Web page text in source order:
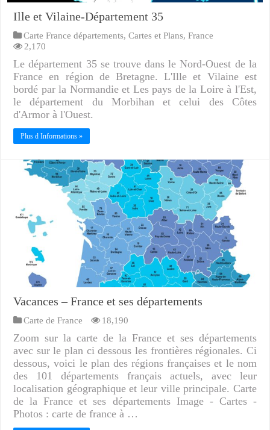
Ille et Vilaine-Département 35
Carte France départements,Cartes et Plans,France
2,170
Le département 35 se trouve dans le Nord-Ouest de la
France en région de Bretagne. L'Ille et Vilaine est
bordé par la Normandie et Les pays de la Loire à l'Est,
le département du Morbihan et celui des Côtes
d'Armor à l'Ouest.
Plus d Informations »
Vacances – France et ses départements
Carte de France 18,190
Zoom sur la carte de la France et ses départements
avec sur le plan ci dessous les frontières régionales. Ci
dessous, voici le plan des régions françaises et le nom
des 101 départements français actuels, avec leur
localisation géographique et leur ville principale. Carte
de la France et ses départements Image - Cartes -
Photos : carte de france à …